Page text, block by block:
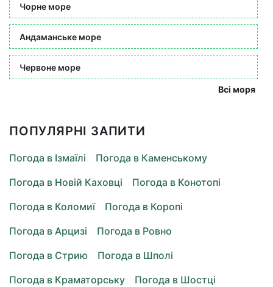
Чорне море
Андаманське море
Червоне море
Всі моря
ПОПУЛЯРНІ ЗАПИТИ
Погода в Ізмаїлі
Погода в Каменському
Погода в Новій Каховці
Погода в Конотопі
Погода в Коломиї
Погода в Коропі
Погода в Арцизі
Погода в Ровно
Погода в Стрию
Погода в Шполі
Погода в Краматорську
Погода в Шостці